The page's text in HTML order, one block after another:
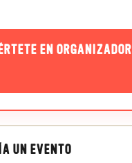
EN ORGANIZADOR
UN EVENTO